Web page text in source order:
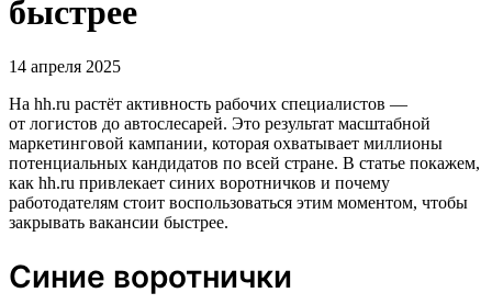
быстрее
14 апреля 2025
На hh.ru растёт активность рабочих специалистов —
от логистов до автослесарей. Это результат масштабной
маркетинговой кампании, которая охватывает миллионы
потенциальных кандидатов по всей стране. В статье покажем,
как hh.ru привлекает синих воротничков и почему
работодателям стоит воспользоваться этим моментом, чтобы
закрывать вакансии быстрее.
Синие воротнички